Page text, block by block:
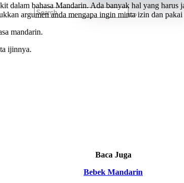
dalam bahasa Mandarin. Ada banyak hal yang
argumen anda mengapa ingin minta izin dan pakai
mandarin.
ijinnya.
Baca Juga
Bebek Mandarin